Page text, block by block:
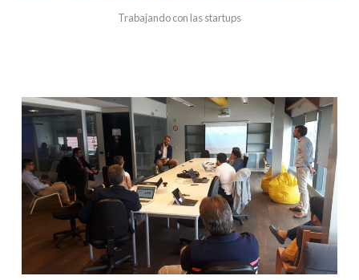
Trabajando con las startups